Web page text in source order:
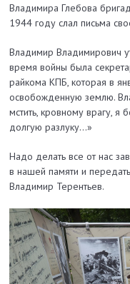
Владимира Глебова
1944 году слал письма
Владимир Владимирович
время войны была
райкома КПБ, которая в
освобожденную землю.
мстить, кровному врагу, я
долгую разлуку…»
Надо делать все от нас
в нашей памяти и
Владимир Терентьев.